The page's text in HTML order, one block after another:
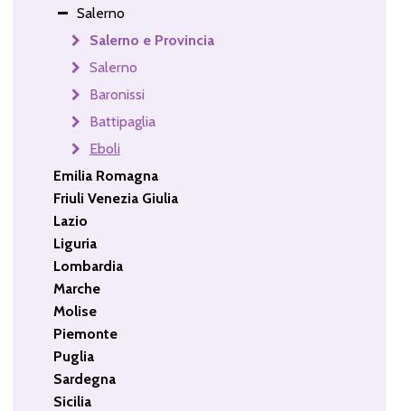
Salerno
Salerno e Provincia
Salerno
Baronissi
Battipaglia
Eboli
Emilia Romagna
Friuli Venezia Giulia
Lazio
Liguria
Lombardia
Marche
Molise
Piemonte
Puglia
Sardegna
Sicilia